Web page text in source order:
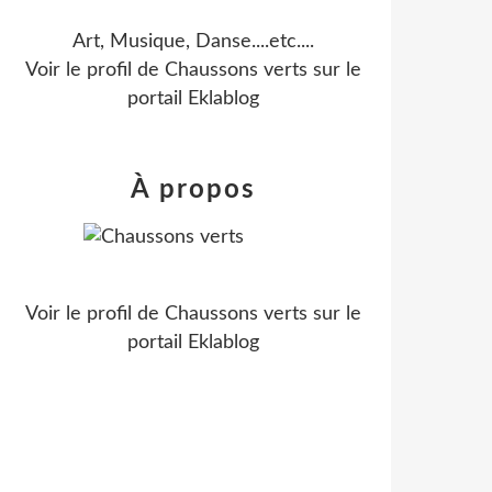
Art, Musique, Danse....etc....
Voir le profil de Chaussons verts sur le
portail Eklablog
À propos
Voir le profil de Chaussons verts sur le
portail Eklablog